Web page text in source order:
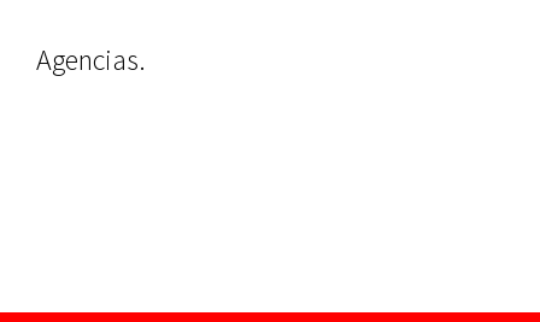
Agencias.